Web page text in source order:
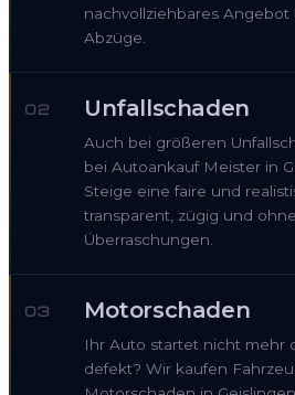
nachvollziehbares
Abzüge.
02 Unfallschaden
Auch bei größeren
bei Autoankauf Meister in
Steige eine faire und
transparent, zügig und
Überraschungen.
03 Motorschaden
Ihr Auto startet nicht mehr
defekt? Wir kaufen